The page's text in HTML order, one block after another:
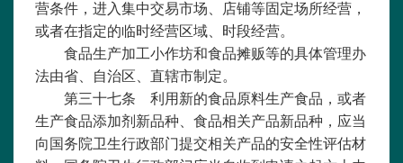
营条件，进入集中交易市场、店铺等固定场所经营，
或者在指定的临时经营区域、时段经营。
食品生产加工小作坊和食品摊贩等的具体管理办
法由省、自治区、直辖市制定。
第三十七条 利用新的食品原料生产食品，或者
生产食品添加剂新品种、食品相关产品新品种，应当
向国务院卫生行政部门提交相关产品的安全性评估材